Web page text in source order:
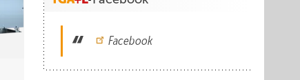
Facebook